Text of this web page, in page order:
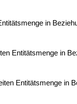
in
Entitätsmenge in
Entitätsmenge in